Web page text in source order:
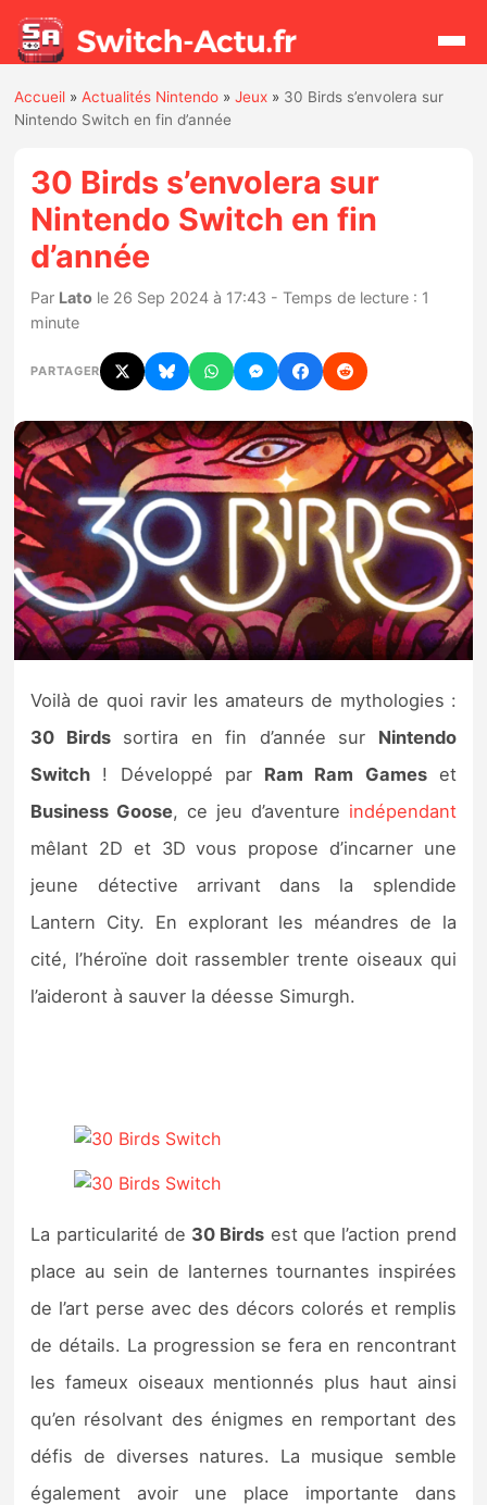
Actualités
Jeux
Hardware
Mises à jour
Chiffres de ventes
Rumeurs
Nintendo Direct
Tests et previews
Tests de jeux
Tests d’accessoires
Previews
Précommandes
Précommandes jeux Switch 2
Sorties de jeux
Guides
Accueil »Actualités Nintendo »Jeux » 30 Birds s’envolera sur
Nintendo Switch en fin d’année
30 Birds s’envolera sur
Nintendo Switch en fin
d’année
Par Lato le 26 Sep 2024 à 17:43 - Temps de lecture : 1
minute
PARTAGER
Voilà de quoi ravir les amateurs de mythologies :
30 Birdssortira en fin d’année sur Nintendo
Switch ! Développé par Ram Ram Gameset
Business Goose, ce jeu d’aventure indépendant
mêlant 2D et 3D vous propose d’incarner une
jeune détective arrivant dans la splendide
Lantern City. En explorant les méandres de la
cité, l’héroïne doit rassembler trente oiseaux qui
l’aideront à sauver la déesse Simurgh.
La particularité de 30 Birds est que l’action prend
place au sein de lanternes tournantes inspirées
de l’art perse avec des décors colorés et remplis
de détails. La progression se fera en rencontrant
les fameux oiseaux mentionnés plus haut ainsi
qu’en résolvant des énigmes en remportant des
défis de diverses natures. La musique semble
également avoir une place importante dans